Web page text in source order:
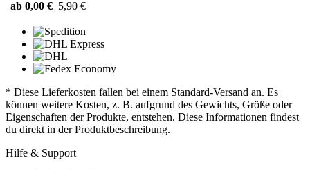
ab 0,00 € 5,90 €
* Diese Lieferkosten fallen bei einem Standard-Versand an. Es
können weitere Kosten, z. B. aufgrund des Gewichts, Größe oder
Eigenschaften der Produkte, entstehen. Diese Informationen findest
du direkt in der Produktbeschreibung.
Hilfe & Support